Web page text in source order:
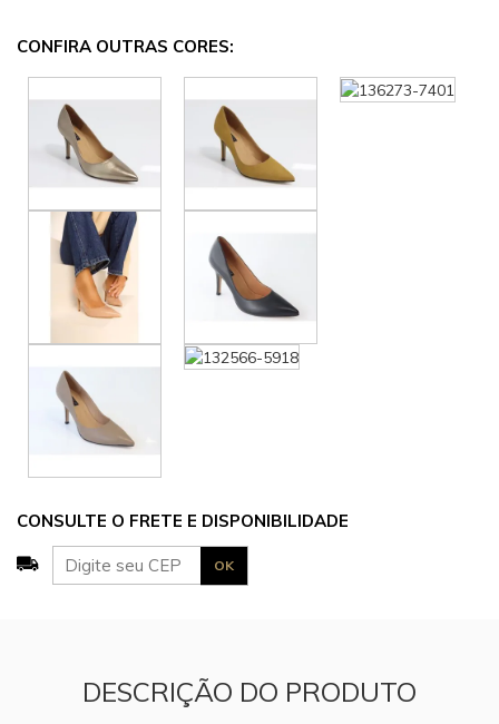
CONFIRA OUTRAS CORES:
CONSULTE O FRETE E DISPONIBILIDADE
DESCRIÇÃO DO PRODUTO